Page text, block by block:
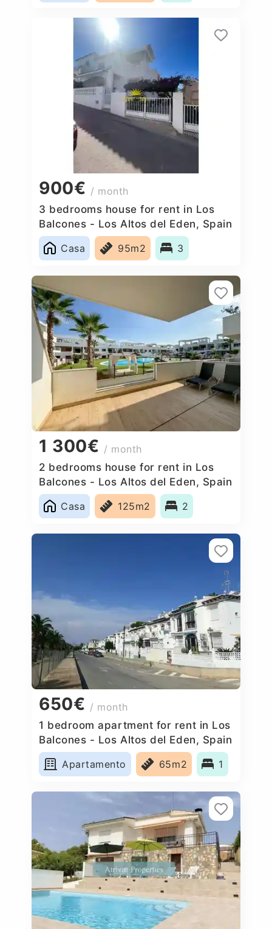
900€ / month
3 bedrooms house for rent in Los
Balcones - Los Altos del Eden, Spain
Casa
95m2 3
1 300€ / month
2 bedrooms house for rent in Los
Balcones - Los Altos del Eden, Spain
Casa
125m2 2
650€ / month
1 bedroom apartment for rent in Los
Balcones - Los Altos del Eden, Spain
Apartamento
65m2 1